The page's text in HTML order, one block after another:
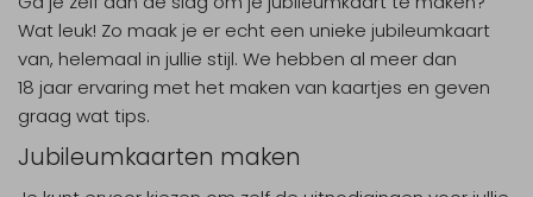
Wat leuk! Zo maak je er echt een unieke jubileumkaart
van, helemaal in jullie stijl. We hebben al meer dan
18 jaar ervaring met het maken van kaartjes en geven
graag wat tips.
Jubileumkaarten maken